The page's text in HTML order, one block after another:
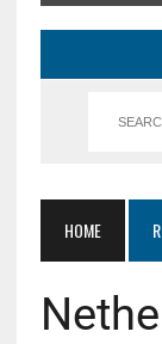
HOME